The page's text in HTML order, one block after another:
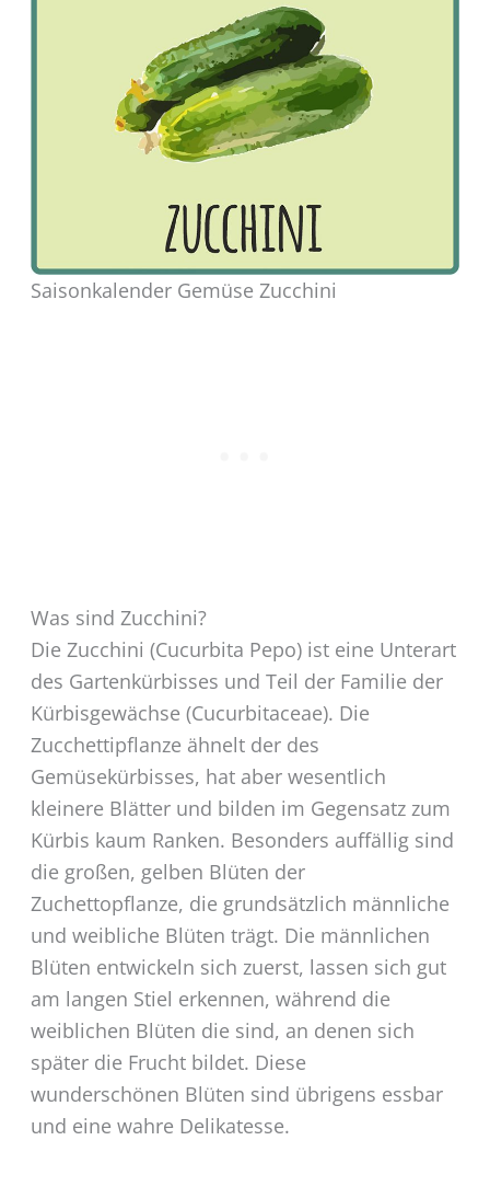
Saisonkalender Gemüse Zucchini
Was sind Zucchini?
Die Zucchini (Cucurbita Pepo) ist eine Unterart
des Gartenkürbisses und Teil der Familie der
Kürbisgewächse (Cucurbitaceae). Die
Zucchettipflanze ähnelt der des
Gemüsekürbisses, hat aber wesentlich
kleinere Blätter und bilden im Gegensatz zum
Kürbis kaum Ranken. Besonders auffällig sind
die großen, gelben Blüten der
Zuchettopflanze, die grundsätzlich männliche
und weibliche Blüten trägt. Die männlichen
Blüten entwickeln sich zuerst, lassen sich gut
am langen Stiel erkennen, während die
weiblichen Blüten die sind, an denen sich
später die Frucht bildet. Diese
wunderschönen Blüten sind übrigens essbar
und eine wahre Delikatesse.